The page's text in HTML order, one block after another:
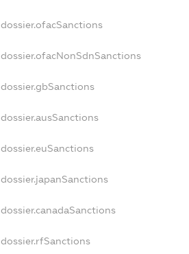
dossier.ofacSanctions
dossier.ofacNonSdnSanctions
dossier.gbSanctions
dossier.ausSanctions
dossier.euSanctions
dossier.japanSanctions
dossier.canadaSanctions
dossier.rfSanctions